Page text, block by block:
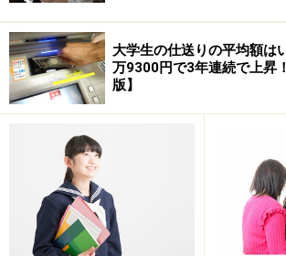
かえつ有明（2種）
東京電機大学（第2回・第3回入学
優秀者）
プール学院（英検：3級以上取得は
半額）
●授業料のみ免除
愛知（3年間の授業料の全額または
大学生の仕送りの平均額は
万9300円で3年連続で上昇
版】